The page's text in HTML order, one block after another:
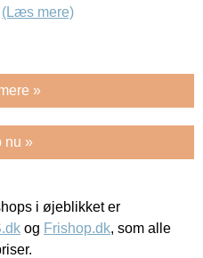
(Læs mere)
»
nu »
i øjeblikket er
og Frishop.dk, som alle